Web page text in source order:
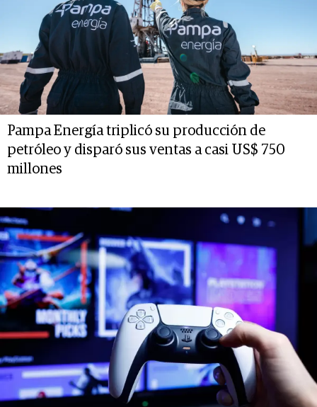
Pampa Energía triplicó su producción de
petróleo y disparó sus ventas a casi US$ 750
millones